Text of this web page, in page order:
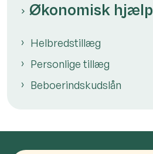
Økonomisk hjælp
Helbredstillæg
Personlige tillæg
Beboerindskudslån